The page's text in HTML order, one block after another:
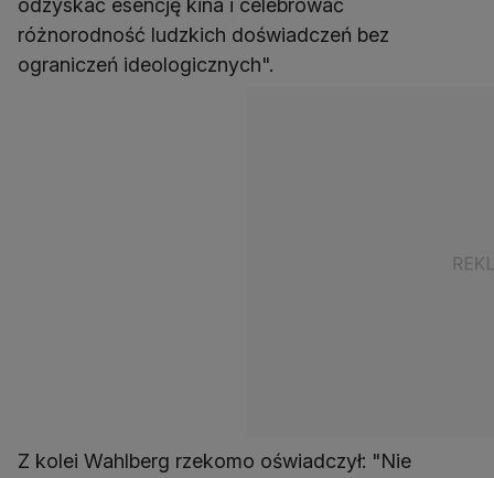
odzyskać esencję kina i celebrować
różnorodność ludzkich doświadczeń bez
ograniczeń ideologicznych".
Z kolei Wahlberg rzekomo oświadczył: "Nie